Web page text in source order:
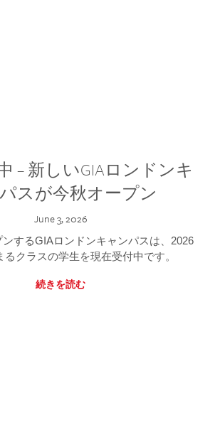
– 新しいGIAロンドンキ
スが今秋オープン
June 3, 2026
するGIAロンドンキャンパスは、2026
るクラスの学生を現在受付中です。
続きを読む